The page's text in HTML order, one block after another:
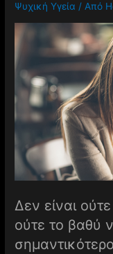
Ψυχική Υγεία / Από
Δεν είναι
ούτε το βαθύ